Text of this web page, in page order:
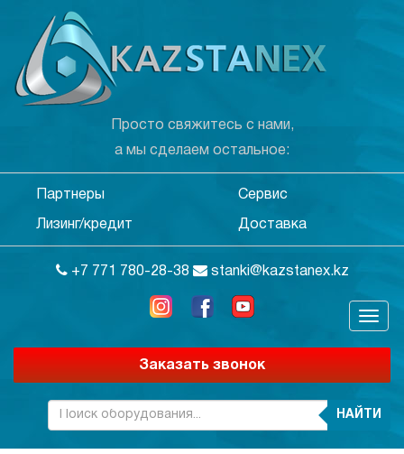
Просто свяжитесь с нами,
а мы сделаем остальное:
Партнеры Сервис
Лизинг/кредит Доставка
+7 771 780-28-38 stanki@kazstanex.kz
Заказать звонок
НАЙТИ